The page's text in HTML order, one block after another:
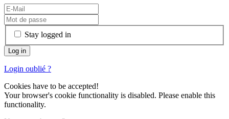
Stay logged in
Login oublié ?
Cookies have to be accepted!
Your browser's cookie functionality is disabled. Please enable this
functionality.